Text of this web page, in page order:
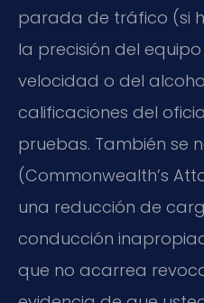
parada de tráfico (si
la precisión del
velocidad o del
calificaciones del
pruebas. También se
(Commonwealth’s
una reducción de
conducción
que no acarrea